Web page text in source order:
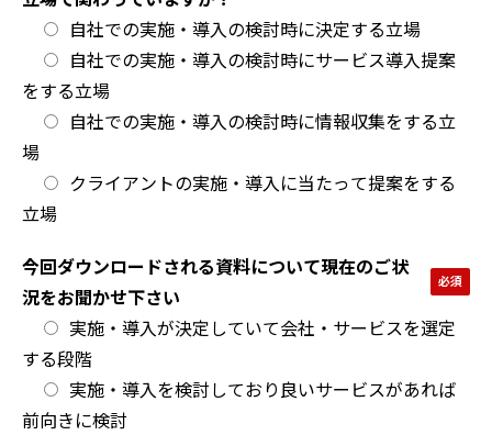
自社での実施・導入の検討時に決定する立場
自社での実施・導入の検討時にサービス導入提案
をする立場
自社での実施・導入の検討時に情報収集をする立
場
クライアントの実施・導入に当たって提案をする
立場
今回ダウンロードされる資料について現在のご状
況をお聞かせ下さい
実施・導入が決定していて会社・サービスを選定
する段階
実施・導入を検討しており良いサービスがあれば
前向きに検討